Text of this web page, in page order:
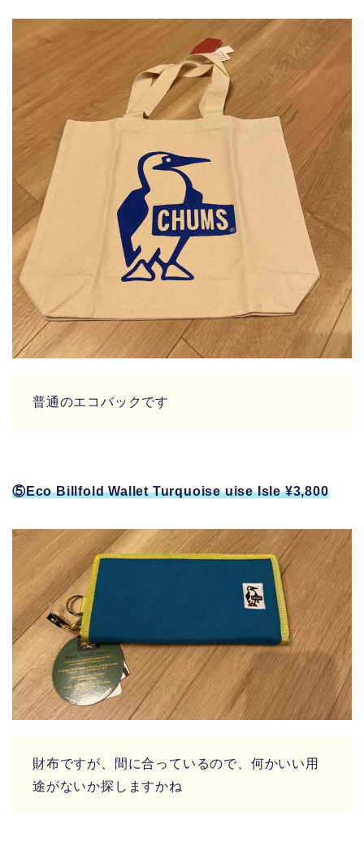
普通のエコバックです
⑤Eco Billfold Wallet Turquoise uise Isle ¥3,800
財布ですが、間に合っているので、何かいい用
途がないか探しますかね